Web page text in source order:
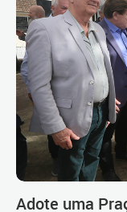
Adote uma